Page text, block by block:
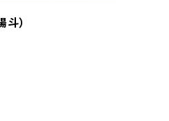
）